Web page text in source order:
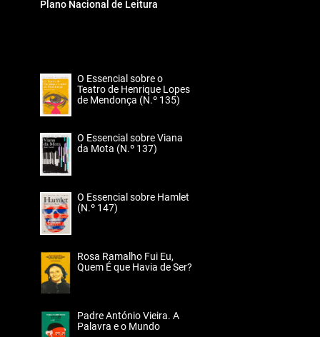
Plano Nacional de Leitura
O Essencial sobre o
Teatro de Henrique Lopes
de Mendonça (N.º 135)
O Essencial sobre Viana
da Mota (N.º 137)
O Essencial sobre Hamlet
(N.º 147)
Rosa Ramalho Fui Eu,
Quem É que Havia de Ser?
Padre António Vieira. A
Palavra e o Mundo